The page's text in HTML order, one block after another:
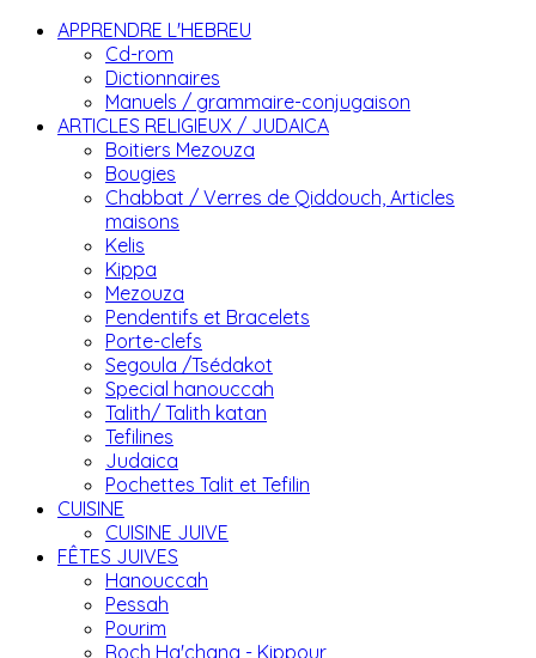
APPRENDRE L'HEBREU
Cd-rom
Dictionnaires
Manuels / grammaire-conjugaison
ARTICLES RELIGIEUX / JUDAICA
Boitiers Mezouza
Bougies
Chabbat / Verres de Qiddouch, Articles
maisons
Kelis
Kippa
Mezouza
Pendentifs et Bracelets
Porte-clefs
Segoula /Tsédakot
Special hanouccah
Talith/ Talith katan
Tefilines
Judaica
Pochettes Talit et Tefilin
CUISINE
CUISINE JUIVE
FÊTES JUIVES
Hanouccah
Pessah
Pourim
Roch Ha'chana - Kippour